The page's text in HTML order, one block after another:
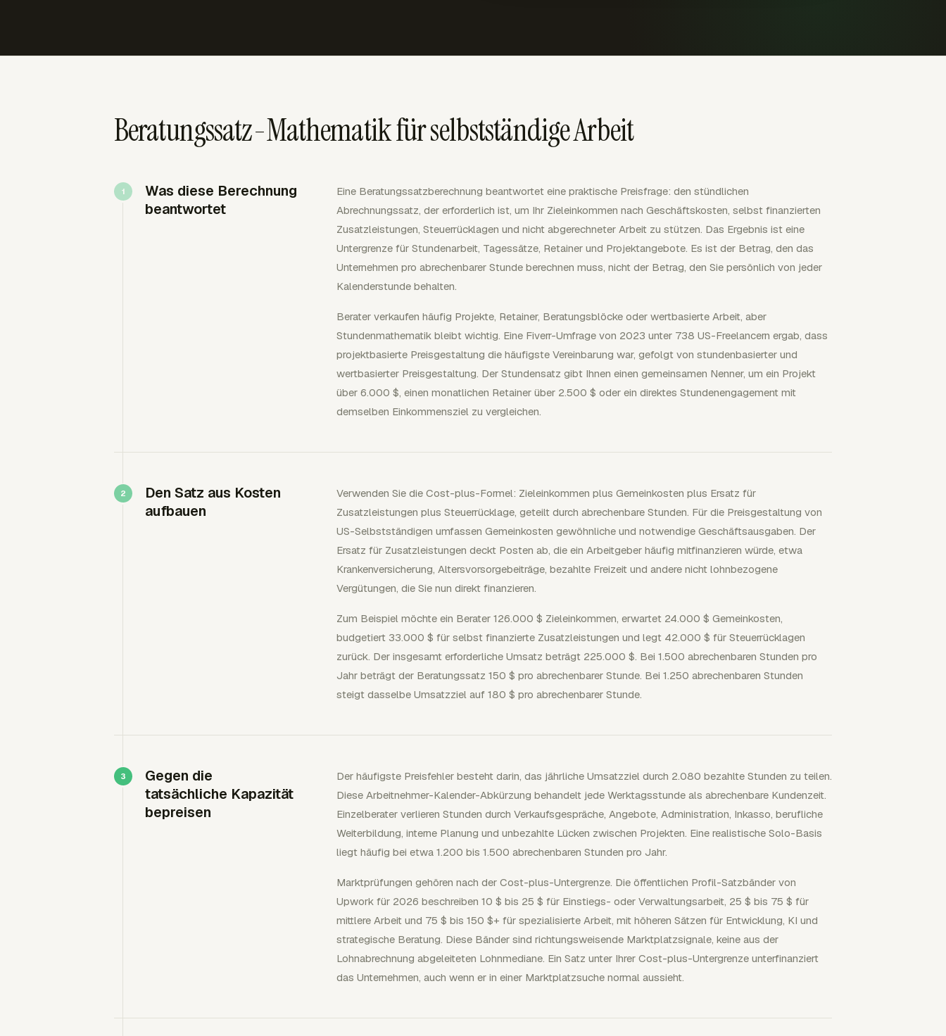
Beratungssatz-Mathematik für selbstständige Arbeit
Was diese Berechnung
beantwortet
Eine Beratungssatzberechnung beantwortet eine praktische Preisfrage: den stündlichen
Abrechnungssatz, der erforderlich ist, um Ihr Zieleinkommen nach Geschäftskosten, selbst finanzierten
Zusatzleistungen, Steuerrücklagen und nicht abgerechneter Arbeit zu stützen. Das Ergebnis ist eine
Untergrenze für Stundenarbeit, Tagessätze, Retainer und Projektangebote. Es ist der Betrag, den das
Unternehmen pro abrechenbarer Stunde berechnen muss, nicht der Betrag, den Sie persönlich von jeder
Kalenderstunde behalten.
Berater verkaufen häufig Projekte, Retainer, Beratungsblöcke oder wertbasierte Arbeit, aber
Stundenmathematik bleibt wichtig. Eine Fiverr-Umfrage von 2023 unter 738 US-Freelancern ergab, dass
projektbasierte Preisgestaltung die häufigste Vereinbarung war, gefolgt von stundenbasierter und
wertbasierter Preisgestaltung. Der Stundensatz gibt Ihnen einen gemeinsamen Nenner, um ein Projekt
über 6.000 $, einen monatlichen Retainer über 2.500 $ oder ein direktes Stundenengagement mit
demselben Einkommensziel zu vergleichen.
Den Satz aus Kosten
aufbauen
Verwenden Sie die Cost-plus-Formel: Zieleinkommen plus Gemeinkosten plus Ersatz für
Zusatzleistungen plus Steuerrücklage, geteilt durch abrechenbare Stunden. Für die Preisgestaltung von
US-Selbstständigen umfassen Gemeinkosten gewöhnliche und notwendige Geschäftsausgaben. Der
Ersatz für Zusatzleistungen deckt Posten ab, die ein Arbeitgeber häufig mitfinanzieren würde, etwa
Krankenversicherung, Altersvorsorgebeiträge, bezahlte Freizeit und andere nicht lohnbezogene
Vergütungen, die Sie nun direkt finanzieren.
Zum Beispiel möchte ein Berater 126.000 $ Zieleinkommen, erwartet 24.000 $ Gemeinkosten,
budgetiert 33.000 $ für selbst finanzierte Zusatzleistungen und legt 42.000 $ für Steuerrücklagen
zurück. Der insgesamt erforderliche Umsatz beträgt 225.000 $. Bei 1.500 abrechenbaren Stunden pro
Jahr beträgt der Beratungssatz 150 $ pro abrechenbarer Stunde. Bei 1.250 abrechenbaren Stunden
steigt dasselbe Umsatzziel auf 180 $ pro abrechenbarer Stunde.
Gegen die
tatsächliche Kapazität
bepreisen
Der häufigste Preisfehler besteht darin, das jährliche Umsatzziel durch 2.080 bezahlte Stunden zu teilen.
Diese Arbeitnehmer-Kalender-Abkürzung behandelt jede Werktagsstunde als abrechenbare Kundenzeit.
Einzelberater verlieren Stunden durch Verkaufsgespräche, Angebote, Administration, Inkasso, berufliche
Weiterbildung, interne Planung und unbezahlte Lücken zwischen Projekten. Eine realistische Solo-Basis
liegt häufig bei etwa 1.200 bis 1.500 abrechenbaren Stunden pro Jahr.
Marktprüfungen gehören nach der Cost-plus-Untergrenze. Die öffentlichen Profil-Satzbänder von
Upwork für 2026 beschreiben 10 $ bis 25 $ für Einstiegs- oder Verwaltungsarbeit, 25 $ bis 75 $ für
mittlere Arbeit und 75 $ bis 150 $+ für spezialisierte Arbeit, mit höheren Sätzen für Entwicklung, KI und
strategische Beratung. Diese Bänder sind richtungsweisende Marktplatzsignale, keine aus der
Lohnabrechnung abgeleiteten Lohnmediane. Ein Satz unter Ihrer Cost-plus-Untergrenze unterfinanziert
das Unternehmen, auch wenn er in einer Marktplatzsuche normal aussieht.